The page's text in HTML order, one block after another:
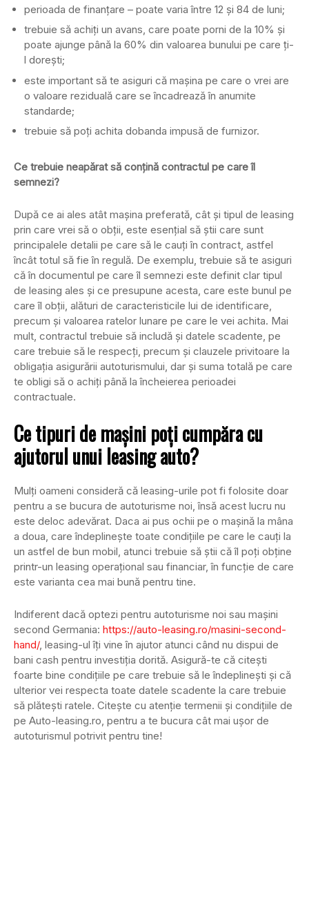
perioada de finanțare – poate varia între 12 și 84 de luni;
trebuie să achiți un avans, care poate porni de la 10% și
poate ajunge până la 60% din valoarea bunului pe care ți-
l dorești;
este important să te asiguri că mașina pe care o vrei are
o valoare reziduală care se încadrează în anumite
standarde;
trebuie să poți achita dobanda impusă de furnizor.
Ce trebuie neapărat să conțină contractul pe care îl
semnezi?
După ce ai ales atât mașina preferată, cât și tipul de leasing
prin care vrei să o obții, este esențial să știi care sunt
principalele detalii pe care să le cauți în contract, astfel
încât totul să fie în regulă. De exemplu, trebuie să te asiguri
că în documentul pe care îl semnezi este definit clar tipul
de leasing ales și ce presupune acesta, care este bunul pe
care îl obții, alături de caracteristicile lui de identificare,
precum și valoarea ratelor lunare pe care le vei achita. Mai
mult, contractul trebuie să includă și datele scadente, pe
care trebuie să le respecți, precum și clauzele privitoare la
obligația asigurării autoturismului, dar și suma totală pe care
te obligi să o achiți până la încheierea perioadei
contractuale.
Ce tipuri de mașini poți cumpăra cu
ajutorul unui leasing auto?
Mulți oameni consideră că leasing-urile pot fi folosite doar
pentru a se bucura de autoturisme noi, însă acest lucru nu
este deloc adevărat. Daca ai pus ochii pe o mașină la mâna
a doua, care îndeplinește toate condițiile pe care le cauți la
un astfel de bun mobil, atunci trebuie să știi că îl poți obține
printr-un leasing operațional sau financiar, în funcție de care
este varianta cea mai bună pentru tine.
Indiferent dacă optezi pentru autoturisme noi sau mașini
second Germania: https://auto-leasing.ro/masini-second-
hand/, leasing-ul îți vine în ajutor atunci când nu dispui de
bani cash pentru investiția dorită. Asigură-te că citești
foarte bine condițiile pe care trebuie să le îndeplinești și că
ulterior vei respecta toate datele scadente la care trebuie
să plătești ratele. Citește cu atenție termenii și condițiile de
pe Auto-leasing.ro, pentru a te bucura cât mai ușor de
autoturismul potrivit pentru tine!